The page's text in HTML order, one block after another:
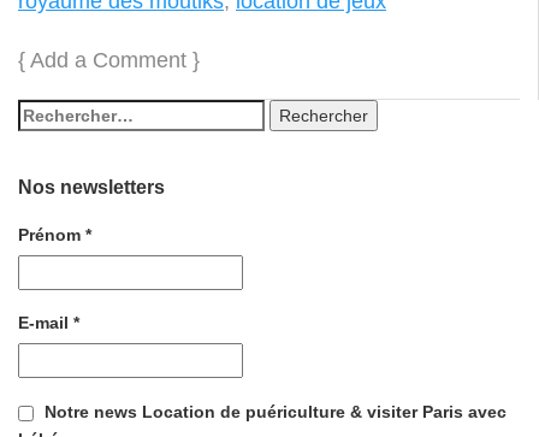
{ Add a Comment }
Nos newsletters
Prénom *
E-mail *
Notre news Location de puériculture & visiter Paris avec